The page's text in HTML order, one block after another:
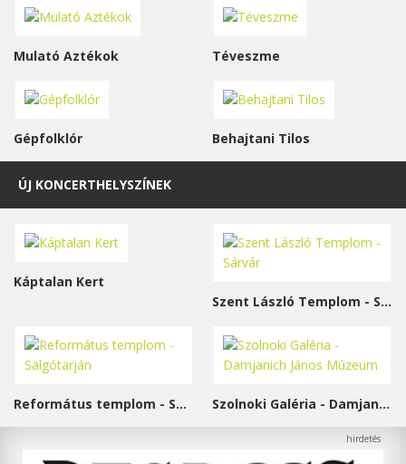
Mulató Aztékok Téveszme
Gépfolklór Behajtani Tilos
ÚJ KONCERTHELYSZÍNEK
Káptalan Kert
Szent László Templom - Sárvár
Református templom - Salgótarján Szolnoki Galéria - Damjanich János Múzeum